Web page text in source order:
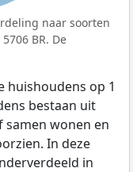
naar soorten
BR. De
huishoudens op 1
bestaan uit
samen wonen en
In deze
in